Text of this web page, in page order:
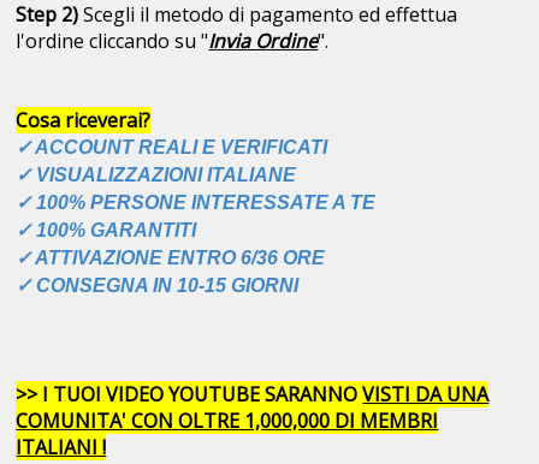
Step 2)Scegli il metodo di pagamento ed effettua
l'ordine cliccando su "Invia Ordine".
Cosa riceverai?
✓ ACCOUNT REALI E VERIFICATI
✓ VISUALIZZAZIONI ITALIANE
✓ 100% PERSONE INTERESSATE A TE
✓ 100% GARANTITI
✓ ATTIVAZIONE ENTRO 6/36 ORE
✓ CONSEGNA IN 10-15 GIORNI
>> I TUOI VIDEO YOUTUBE SARANNOVISTI DA UNA
COMUNITA' CON OLTRE 1,000,000 DI MEMBRI
ITALIANI !